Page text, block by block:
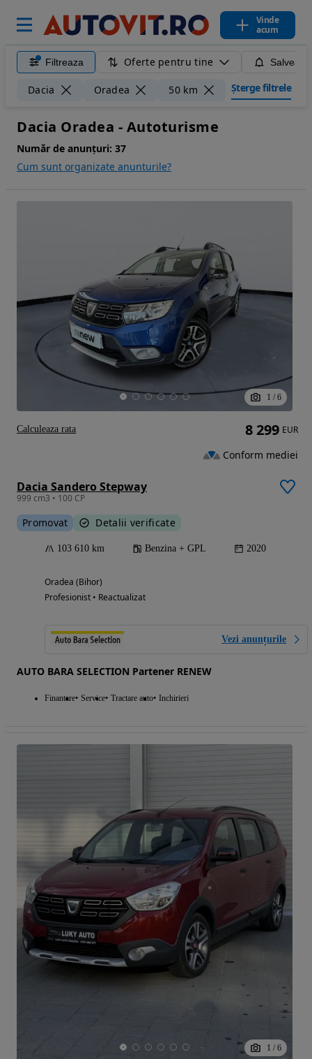
Vinde
acum
Filtreaza Oferte pentru tine
Dacia Oradea 50 km Șterge filtrele
Dacia Oradea - Autoturisme
Număr de anunțuri: 37
Cum sunt organizate anunturile?
1 / 6
Dacia Sandero Stepway
999 cm3 • 100 CP
Promovat Detalii verificate
103 610 km Benzina + GPL 2020
Oradea (Bihor)
Profesionist • Reactualizat
Vezi anunțurile
AUTO BARA SELECTION Partener RENEW
Finantare Service Tractare auto Inchirieri
8 299 EUR
Conform mediei
Calculeaza rata
1 / 6